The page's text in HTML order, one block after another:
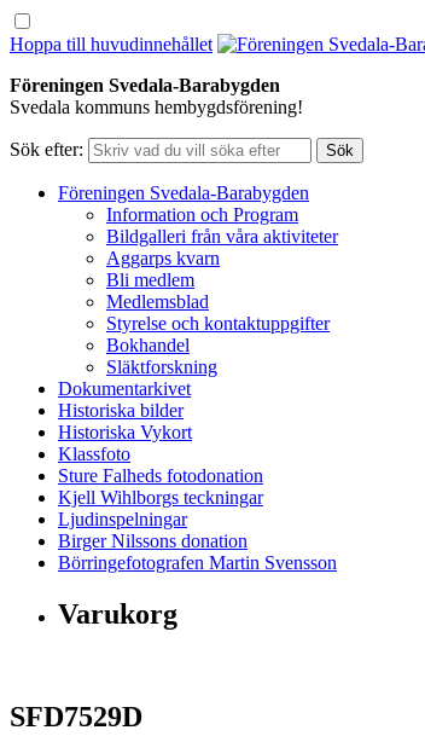
Hoppa till huvudinnehållet
Föreningen Svedala-Barabygden
Svedala kommuns hembygdsförening!
Sök efter:
Föreningen Svedala-Barabygden
Information och Program
Bildgalleri från våra aktiviteter
Aggarps kvarn
Bli medlem
Medlemsblad
Styrelse och kontaktuppgifter
Bokhandel
Släktforskning
Dokumentarkivet
Historiska bilder
Historiska Vykort
Klassfoto
Sture Falheds fotodonation
Kjell Wihlborgs teckningar
Ljudinspelningar
Birger Nilssons donation
Börringefotografen Martin Svensson
Varukorg
SFD7529D